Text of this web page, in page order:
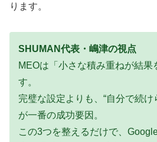
ります。
SHUMAN代表・嶋津の視点
MEOは「小さな積み重ねが結果
す。
完璧な設定よりも、“自分で続け
が一番の成功要因。
この3つを整えるだけで、